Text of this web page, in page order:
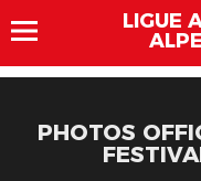
LIGUE
PHOTOS